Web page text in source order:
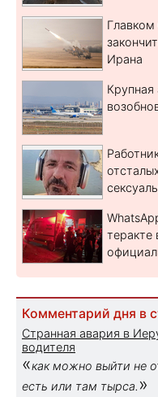
Ирана
Крупная
теракте
Комментарий дня в
Странная авария в
водителя
«как можно выйти не
есть или там тырса. »